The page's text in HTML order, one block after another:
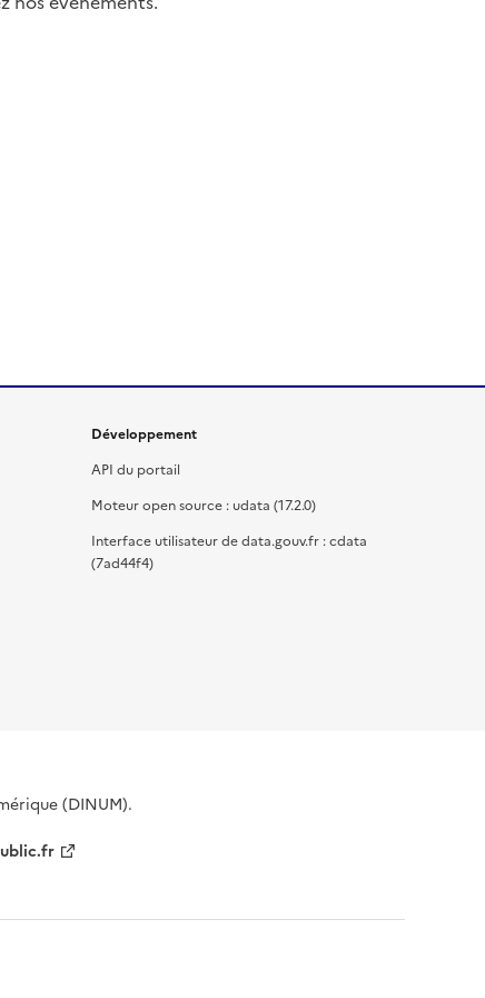
Développement
API du portail
Moteur open source : udata (17.2.0)
Interface utilisateur de data.gouv.fr : cdata
(7ad44f4)
(DINUM).